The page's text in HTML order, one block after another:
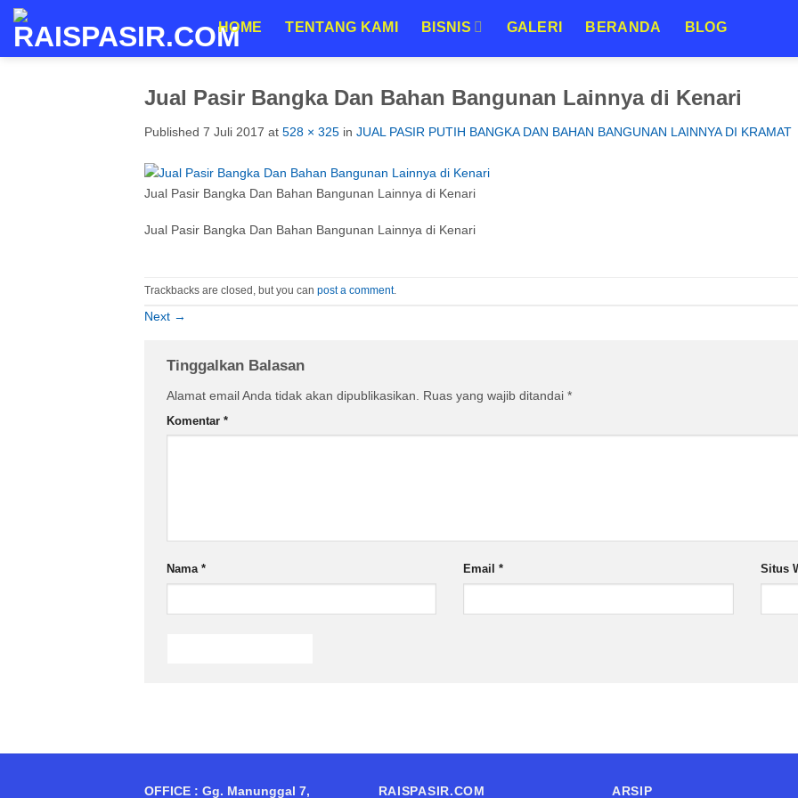
Skip
content
HOME TENTANG KAMI BISNIS GALERI BERANDA BLOG
Jual Pasir Bangka Dan Bahan Bangunan Lainnya di Kenari
Published 7 Juli 2017 at 528 × 325 in JUAL PASIR PUTIH BANGKA DAN BAHAN BANGUNAN LAINNYA DI KRAMAT
Jual Pasir Bangka Dan Bahan Bangunan Lainnya di Kenari
Jual Pasir Bangka Dan Bahan Bangunan Lainnya di Kenari
Trackbacks are closed, but you can post a comment.
Next →
Tinggalkan Balasan
Alamat email Anda tidak akan dipublikasikan. Ruas yang wajib ditandai *
Komentar *
Nama * Email* Situs
OFFICE : Gg. Manunggal 7, RAISPASIR.COM ARSIP